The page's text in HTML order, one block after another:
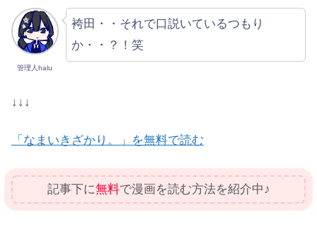
管理人halu
袴田・・それで口説いているつもり
か・・？！笑
↓↓↓
「なまいきざかり。」を無料で読む
記事下に無料で漫画を読む方法を紹介中♪